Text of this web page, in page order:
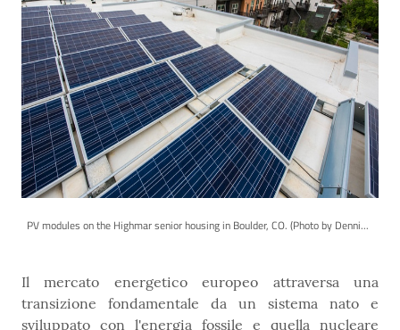
PV modules on the Highmar senior housing in Boulder, CO. (Photo by Denni...
Il mercato energetico europeo attraversa una
transizione fondamentale da un sistema nato e
sviluppato con l'energia fossile e quella nucleare